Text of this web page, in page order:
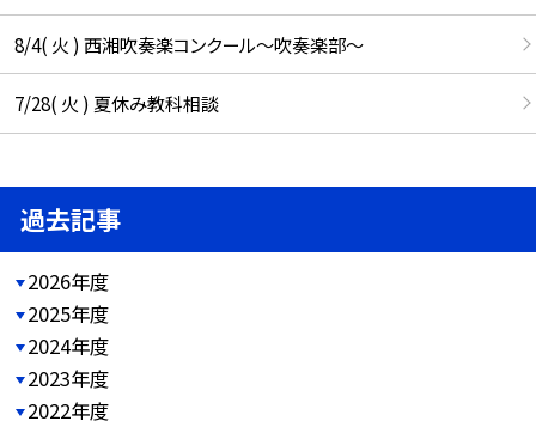
8/4( 火 ) 西湘吹奏楽コンクール～吹奏楽部～
7/28( 火 ) 夏休み教科相談
過去記事
2026年度
2025年度
2024年度
2023年度
2022年度